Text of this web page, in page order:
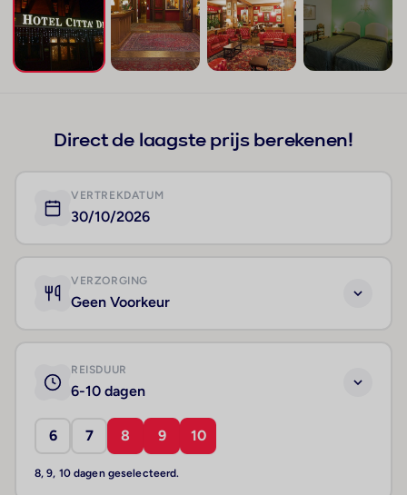
Direct de laagste prijs berekenen!
VERTREKDATUM
30/10/2026
VERZORGING
Geen Voorkeur
REISDUUR
6-10 dagen
6 7 8 9 10
8, 9, 10 dagen geselecteerd.